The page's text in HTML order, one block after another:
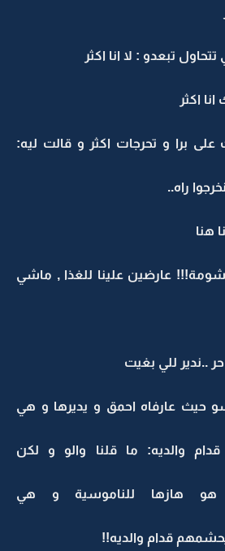
تبعدو : لا انا اكثر
اكثر
برا و تحرجات اكثر و قالت ليه:
راه..
هنا
عارضين علينا للغذا , ماشي
..ندير للي بغيت
حيث عارفاه احمق و يديرها و هي
والديه: ما قلنا والو و لكن
هازها للناموسية و هي
قدام والديه!!